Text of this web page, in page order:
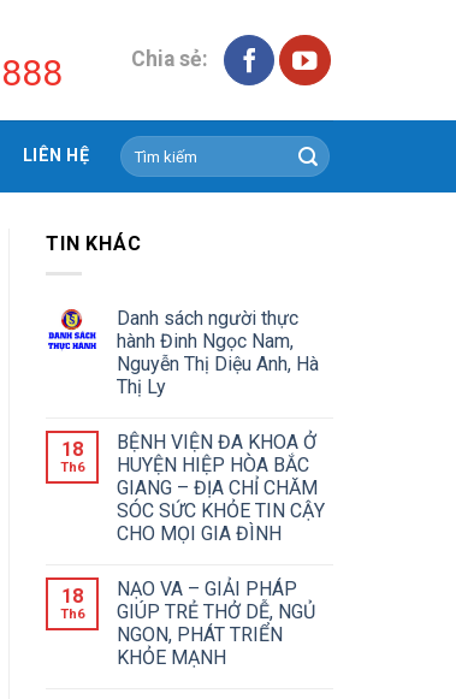
Chia sẻ:
LIÊN HỆ
TIN KHÁC
Danh sách người thực
hành Đinh Ngọc Nam,
Nguyễn Thị Diệu Anh, Hà
Thị Ly
18
Th6
BỆNH VIỆN ĐA KHOA Ở
HUYỆN HIỆP HÒA BẮC
GIANG – ĐỊA CHỈ CHĂM
SÓC SỨC KHỎE TIN CẬY
CHO MỌI GIA ĐÌNH
18
Th6
NẠO VA – GIẢI PHÁP
GIÚP TRẺ THỞ DỄ, NGỦ
NGON, PHÁT TRIỂN
KHỎE MẠNH